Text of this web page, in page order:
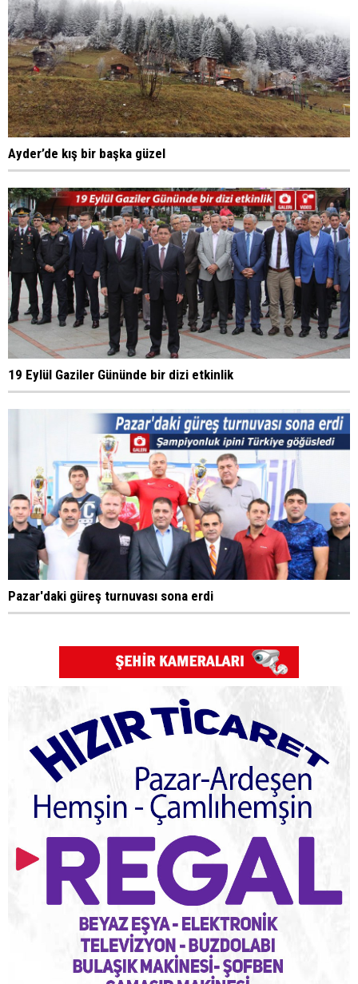
Ayder’de kış bir başka güzel
19 Eylül Gaziler Gününde bir dizi etkinlik
Pazar'daki güreş turnuvası sona erdi